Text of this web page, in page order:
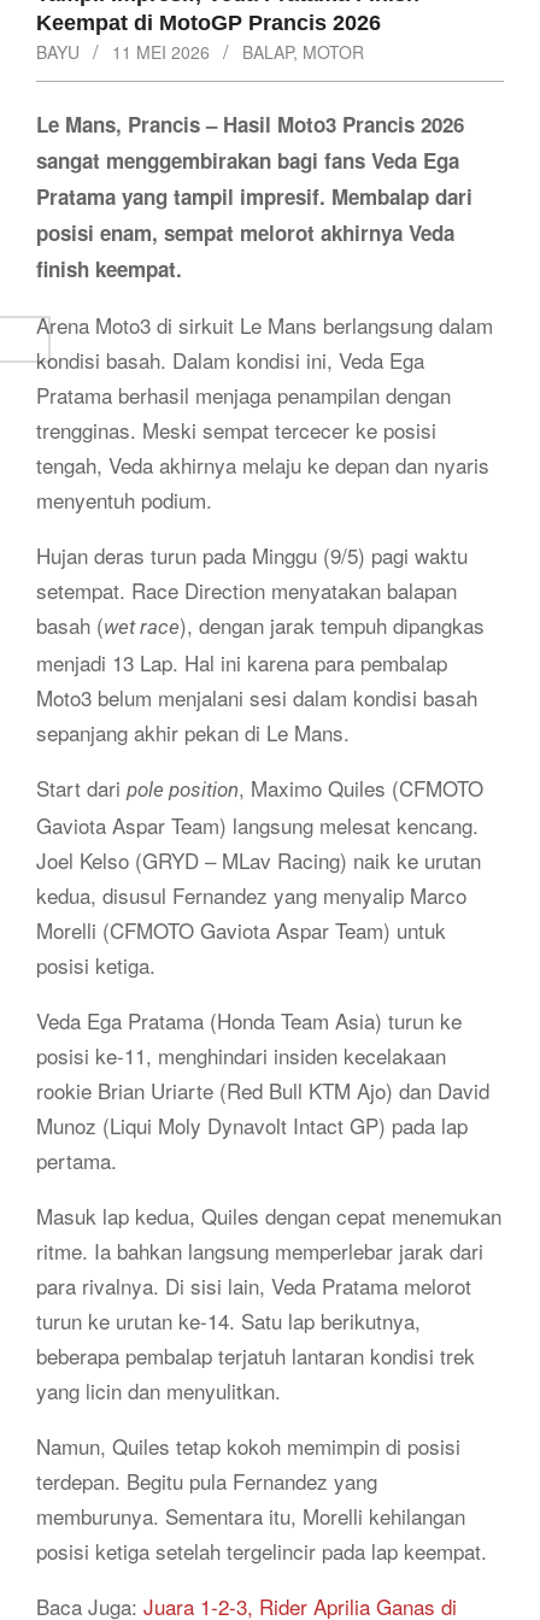
Keempat di MotoGP Prancis 2026
BAYU
11 MEI 2026 BALAP, MOTOR
Le Mans, Prancis – Hasil Moto3 Prancis 2026
sangat menggembirakan bagi fans Veda Ega
Pratama yang tampil impresif. Membalap dari
posisi enam, sempat melorot akhirnya Veda
finish keempat.
Arena Moto3 di sirkuit Le Mans berlangsung dalam
kondisi basah. Dalam kondisi ini, Veda Ega
Pratama berhasil menjaga penampilan dengan
trengginas. Meski sempat tercecer ke posisi
tengah, Veda akhirnya melaju ke depan dan nyaris
menyentuh podium.
Hujan deras turun pada Minggu (9/5) pagi waktu
setempat. Race Direction menyatakan balapan
basah (wet race), dengan jarak tempuh dipangkas
menjadi 13 Lap. Hal ini karena para pembalap
Moto3 belum menjalani sesi dalam kondisi basah
sepanjang akhir pekan di Le Mans.
Start dari pole position, Maximo Quiles (CFMOTO
Gaviota Aspar Team) langsung melesat kencang.
Joel Kelso (GRYD – MLav Racing) naik ke urutan
kedua, disusul Fernandez yang menyalip Marco
Morelli (CFMOTO Gaviota Aspar Team) untuk
posisi ketiga.
Veda Ega Pratama (Honda Team Asia) turun ke
posisi ke-11, menghindari insiden kecelakaan
rookie Brian Uriarte (Red Bull KTM Ajo) dan David
Munoz (Liqui Moly Dynavolt Intact GP) pada lap
pertama.
Masuk lap kedua, Quiles dengan cepat menemukan
ritme. Ia bahkan langsung memperlebar jarak dari
para rivalnya. Di sisi lain, Veda Pratama melorot
turun ke urutan ke-14. Satu lap berikutnya,
beberapa pembalap terjatuh lantaran kondisi trek
yang licin dan menyulitkan.
Namun, Quiles tetap kokoh memimpin di posisi
terdepan. Begitu pula Fernandez yang
memburunya. Sementara itu, Morelli kehilangan
posisi ketiga setelah tergelincir pada lap keempat.
Baca Juga: Juara 1-2-3, Rider Aprilia Ganas di